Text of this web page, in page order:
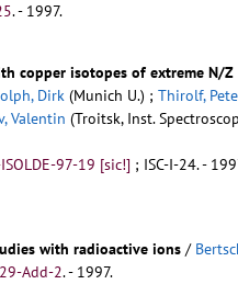
.- 1997.
copper isotopes of extreme N/
Dirk (Munich U.) ; Thirolf,
Valentin (Troitsk, Inst.
ISOLDE-97-19 [sic!] ; ISC-I-24.-
with radioactive ions /
Add-2.- 1997.